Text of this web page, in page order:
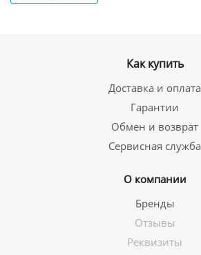
Как купить
Доставка и оплата
Гарантии
Обмен и возврат
Сервисная служба
О компании
Бренды
Отзывы
Реквизиты